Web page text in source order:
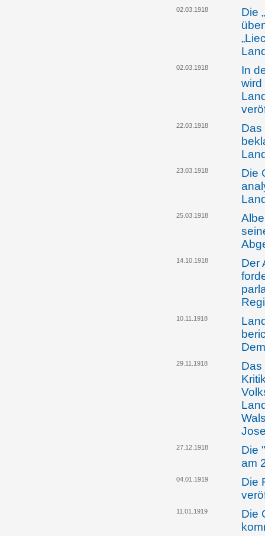
02.03.1918
Die
02.03.1918
In
wird
22.03.1918
Das
23.03.1918
Die
25.03.1918
14.10.1918
Der
10.11.1918
29.11.1918
Das
27.12.1918
Die
am
04.01.1919
Die
11.01.1919
Die